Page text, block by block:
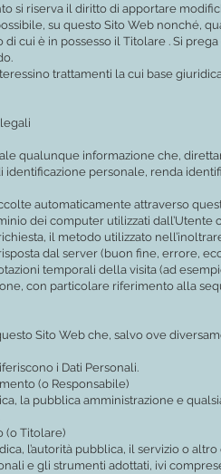
si riserva il diritto di apportare
su questo Sito Web nonché,
cui è in possesso il Titolare . Si
trattamenti la cui base
qualunque informazione che,
personale, renda
automaticamente attraverso
dei computer utilizzati
il metodo utilizzato
dal server (buon fine, errore,
temporali della visita (ad
con particolare riferimento alla
Sito Web che, salvo ove
i Dati Personali.
(o Responsabile)
la pubblica amministrazione e
(o Titolare)
l’autorità pubblica, il servizio o
e gli strumenti adottati, ivi